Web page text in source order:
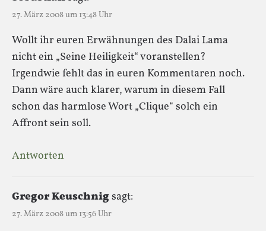
27. März 2008 um 13:48 Uhr
Wollt ihr euren Erwähnungen des Dalai Lama
nicht ein „Seine Heiligkeit“ voranstellen?
Irgendwie fehlt das in euren Kommentaren noch.
Dann wäre auch klarer, warum in diesem Fall
schon das harmlose Wort „Clique“ solch ein
Affront sein soll.
Antworten
Gregor Keuschnigsagt:
27. März 2008 um 13:56 Uhr